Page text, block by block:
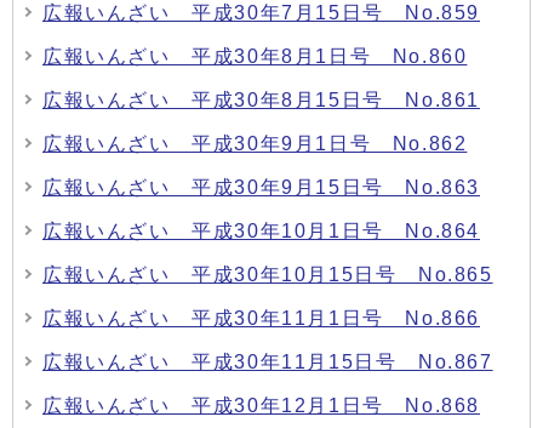
広報いんざい 平成30年7月15日号 No.859
広報いんざい 平成30年8月1日号 No.860
広報いんざい 平成30年8月15日号 No.861
広報いんざい 平成30年9月1日号 No.862
広報いんざい 平成30年9月15日号 No.863
広報いんざい 平成30年10月1日号 No.864
広報いんざい 平成30年10月15日号 No.865
広報いんざい 平成30年11月1日号 No.866
広報いんざい 平成30年11月15日号 No.867
広報いんざい 平成30年12月1日号 No.868